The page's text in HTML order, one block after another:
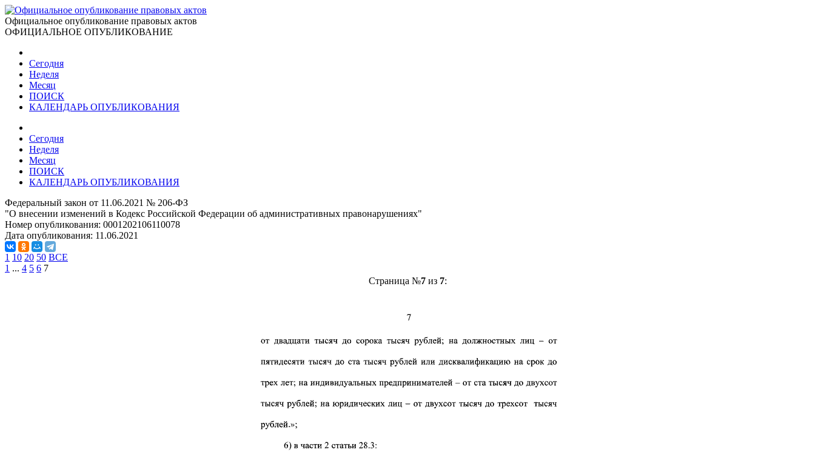
Официальное опубликование правовых актов
ОФИЦИАЛЬНОЕ ОПУБЛИКОВАНИЕ
Сегодня
Неделя
Месяц
ПОИСК
КАЛЕНДАРЬ ОПУБЛИКОВАНИЯ
Сегодня
Неделя
Месяц
ПОИСК
КАЛЕНДАРЬ ОПУБЛИКОВАНИЯ
Федеральный закон от 11.06.2021 № 206-ФЗ
"О внесении изменений в Кодекс Российской Федерации об административных правонарушениях"
Номер опубликования: 0001202106110078
Дата опубликования: 11.06.2021
1 10 20 50 ВСЕ
1 ... 4 5 6 7
Страница №7из 7: